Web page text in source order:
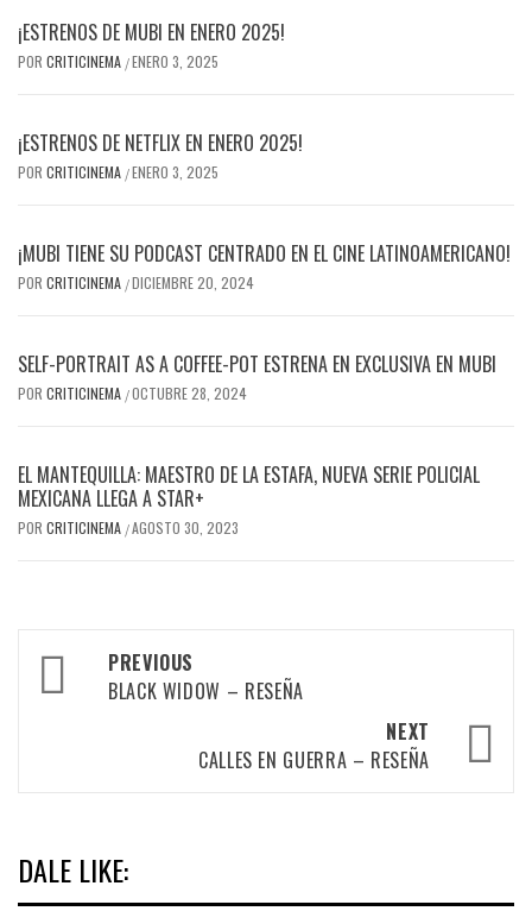
¡ESTRENOS DE MUBI EN ENERO 2025!
POR CRITICINEMA /ENERO 3, 2025
¡ESTRENOS DE NETFLIX EN ENERO 2025!
POR CRITICINEMA /ENERO 3, 2025
¡MUBI TIENE SU PODCAST CENTRADO EN EL CINE LATINOAMERICANO!
POR CRITICINEMA /DICIEMBRE 20, 2024
SELF-PORTRAIT AS A COFFEE-POT ESTRENA EN EXCLUSIVA EN MUBI
POR CRITICINEMA /OCTUBRE 28, 2024
EL MANTEQUILLA: MAESTRO DE LA ESTAFA, NUEVA SERIE POLICIAL
MEXICANA LLEGA A STAR+
POR CRITICINEMA /AGOSTO 30, 2023
Post
navigation
PREVIOUS
BLACK WIDOW – RESEÑA
NEXT
CALLES EN GUERRA – RESEÑA
DALE LIKE: